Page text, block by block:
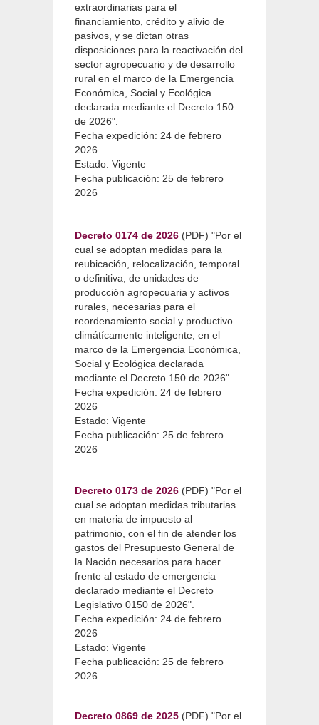
extraordinarias para el
financiamiento, crédito y alivio de
pasivos, y se dictan otras
disposiciones para la reactivación del
sector agropecuario y de desarrollo
rural en el marco de la Emergencia
Económica, Social y Ecológica
declarada mediante el Decreto 150
de 2026".
Fecha expedición: 24 de febrero
2026
Estado: Vigente
Fecha publicación: 25 de febrero
2026
Decreto 0174 de 2026(PDF) "Por el
cual se adoptan medidas para la
reubicación, relocalización, temporal
o definitiva, de unidades de
producción agropecuaria y activos
rurales, necesarias para el
reordenamiento social y productivo
climátícamente inteligente, en el
marco de la Emergencia Económica,
Social y Ecológica declarada
mediante el Decreto 150 de 2026".
Fecha expedición: 24 de febrero
2026
Estado: Vigente
Fecha publicación: 25 de febrero
2026
Decreto 0173 de 2026(PDF) "Por el
cual se adoptan medidas tributarias
en materia de impuesto al
patrimonio, con el fin de atender los
gastos del Presupuesto General de
la Nación necesarios para hacer
frente al estado de emergencia
declarado mediante el Decreto
Legislativo 0150 de 2026".
Fecha expedición: 24 de febrero
2026
Estado: Vigente
Fecha publicación: 25 de febrero
2026
Decreto 0869 de 2025(PDF) "Por el